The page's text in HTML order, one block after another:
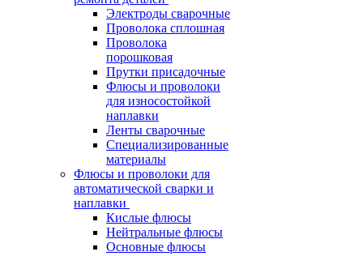
Электроды сварочные
Проволока сплошная
Проволока
порошковая
Прутки присадочные
Флюсы и проволоки
для износостойкой
наплавки
Ленты сварочные
Специализированные
материалы
Флюсы и проволоки для
автоматической сварки и
наплавки
Кислые флюсы
Нейтральные флюсы
Основные флюсы